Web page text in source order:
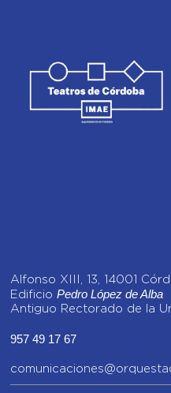
Alfonso XIII, 13, 14001
EdificioPedro López de Alba
Antiguo Rectorado de la
957 49 17 67